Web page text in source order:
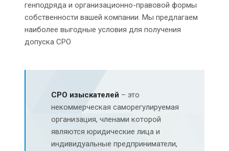
генподряда и организационно-правовой формы
собственности вашей компании. Мы предлагаем
наиболее выгодные условия для получения
допуска СРО
СРО изыскателей – это
некоммерческая саморегулируемая
организация, членами которой
являются юридические лица и
индивидуальные предприниматели,